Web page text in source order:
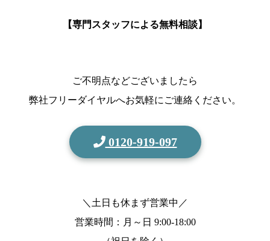
【専門スタッフによる無料相談】
ご不明点などございましたら
弊社フリーダイヤルへお気軽にご連絡ください。
0120-919-097
＼土日も休まず営業中／
営業時間：月～日 9:00-18:00